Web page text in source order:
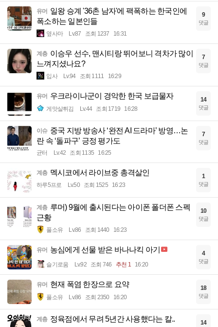
유머 일왕 승계 '36촌 남자'에 팩폭하는 한국인에
폭소하는 일본인들
옆사마 Lv.87 조회 1237 16:31
9
댓글
계층 이승우 선수, 맨시티랑 뛰어보니 격차가 많이
느껴지셨나요?
입사 Lv.94 조회 1111 16:29
7
댓글
유머 우크라이나군이 경악한 한국 보급물자
게맛살튀김 Lv.44 조회 1719 16:28
14
댓글
이슈 중국 지방 방송사 ‘완전 AI 드라마’ 방영…논
란 속 ‘돌파구’ 긍정 평가도
균터 Lv.42 조회 1135 16:25
7
댓글
계층 멕시코에서 라이브중 총격살인
하루5프로 Lv.50 조회 1525 16:23
1
댓글
계층 루머) 9월에 출시된다는 아이폰 폴더폰 스펙
근황
풀소유 Lv.86 조회 1440 16:23
10
댓글
유머 농심에게 선물 받은 바나나킥 아기
슬기로움 Lv.92 조회 746 추천 1 16:20
4
댓글
유머 현재 폭염 한장으로 요약
풀소유 Lv.86 조회 2350 16:20
18
댓글
계층 정육점에서 무려 5년간 사용했다는 칼.. 14